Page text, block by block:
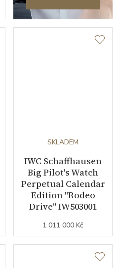
SKLADEM
IWC Schaffhausen
Big Pilot's Watch
Perpetual Calendar
Edition "Rodeo
Drive" IW503001
1 011 000 Kč